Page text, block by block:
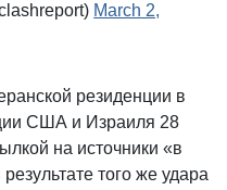
March 2,
резиденции в
США и Израиля 28
на источники «в
того же удара